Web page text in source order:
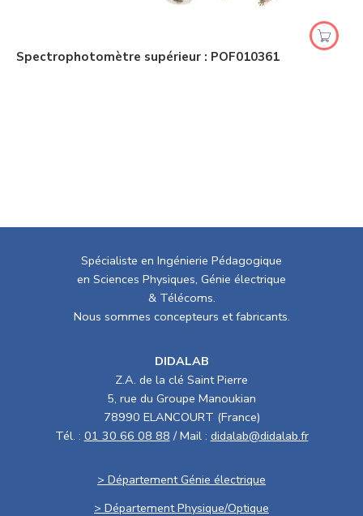
Spectrophotomètre supérieur : POF010361
Spécialiste en Ingénierie Pédagogique
en Sciences Physiques, Génie électrique
& Télécoms.
Nous sommes concepteurs et fabricants.
DIDALAB
Z.A. de la clé Saint Pierre
5, rue du Groupe Manoukian
78990 ELANCOURT (France)
Tél. : 01 30 66 08 88 / Mail : didalab@didalab.fr
> Département Génie électrique
> Département Physique/Optique